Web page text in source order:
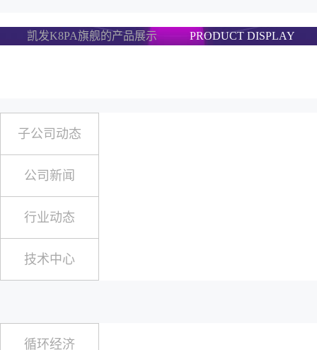
凯发K8PA旗舰的产品展示 PRODUCT DISPLAY
子公司动态
公司新闻
行业动态
技术中心
循环经济